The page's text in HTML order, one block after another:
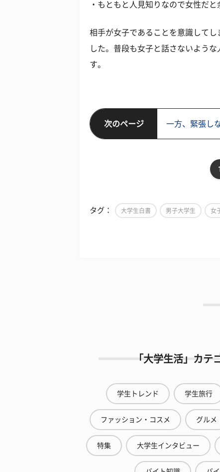
・もともと人見知りなので女性だ
相手が女子であることを意識して
した。普段も女子と話さないよう
す。
次のページ 一方、緊張し
タグ： 大学生白書 男子大学生 女
「大学生活」カテ
学生トレンド 学生旅行
ファッション・コスメ グルメ
特集 大学生インタビュー